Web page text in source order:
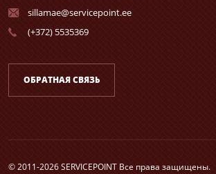
sillamae@servicepoint.ee
(+372) 5535369
ОБРАТНАЯ СВЯЗЬ
© 2011-2026 SERVICEPOINT Все права защищены.